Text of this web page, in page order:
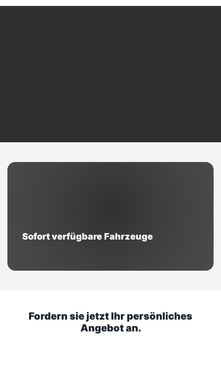
Sofort verfügbare Fahrzeuge
Fordern sie jetzt Ihr persönliches
Angebot an.